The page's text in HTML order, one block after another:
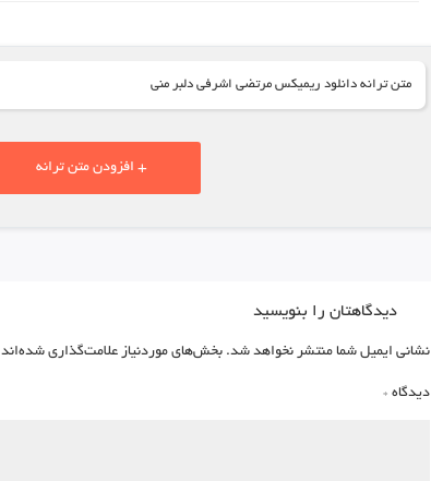
متن ترانه دانلود ریمیکس مرتضی اشرفی دلبر منی
+ افزودن متن ترانه
دیدگاهتان را بنویسید
نشانی ایمیل شما منتشر نخواهد شد. بخش‌های موردنیاز علامت‌گذاری شده‌اند
دیدگاه *